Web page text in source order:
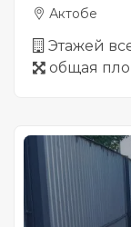
Актобе
Этажей
общая